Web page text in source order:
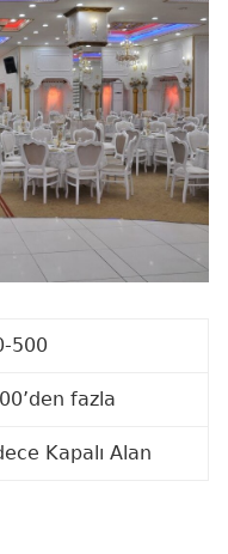
500
fazla
Kapalı Alan